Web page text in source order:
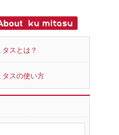
タスとは？
タスの使い方